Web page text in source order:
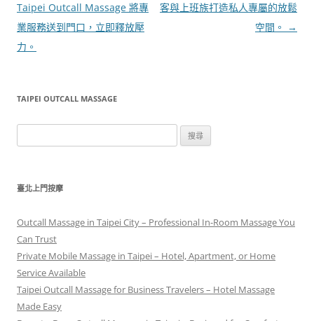
章
導
覽
Taipei Outcall Massage 將專
業服務送到門口，立即釋放壓
力。
客與上班族打造私人專屬的放鬆
空間。 →
TAIPEI OUTCALL MASSAGE
尋
鍵
臺北上門按摩
Outcall Massage in Taipei City – Professional In-Room Massage You
Can Trust
Private Mobile Massage in Taipei – Hotel, Apartment, or Home
Service Available
Taipei Outcall Massage for Business Travelers – Hotel Massage
Made Easy